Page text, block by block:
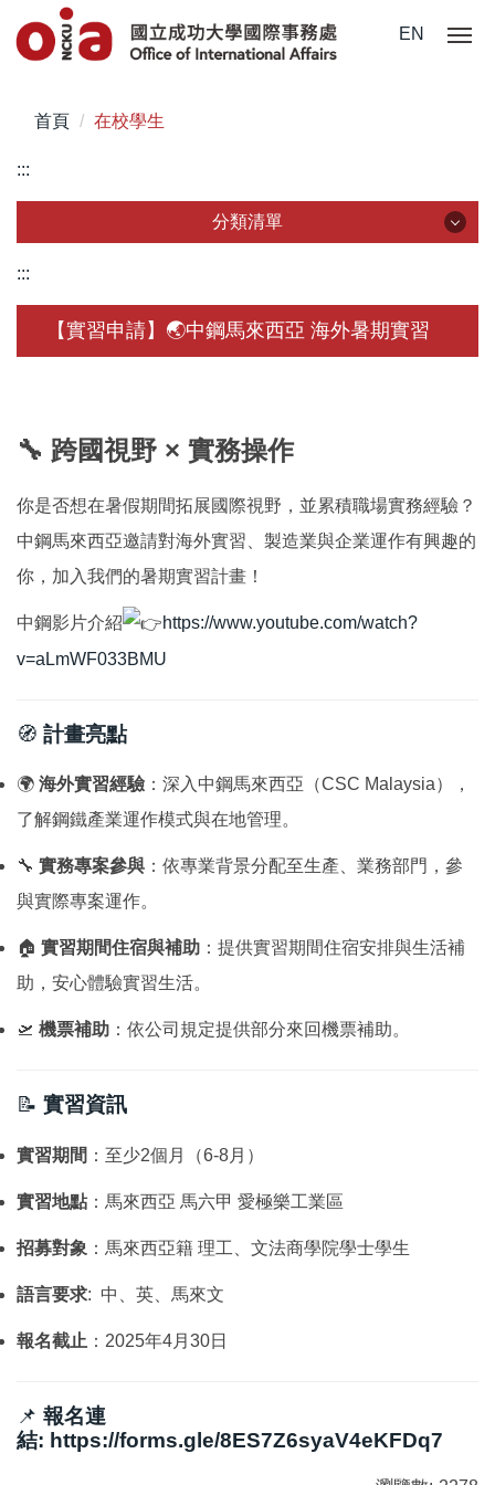
到
區
EN
首頁 在校學生
:::
分類清單
關於我們
在校須知
國際鏈結
:::
【實習申請】🌏中鋼馬來西亞 海外暑期實習
🔧 跨國視野 × 實務操作
你是否想在暑假期間拓展國際視野，並累積職場實務經驗？
中鋼馬來西亞邀請對海外實習、製造業與企業運作有興趣的
你，加入我們的暑期實習計畫！
中鋼影片介紹
https://www.youtube.com/watch?
v=aLmWF033BMU
🧭 計畫亮點
🌍 海外實習經驗 ：深入中鋼馬來西亞（CSC Malaysia），
了解鋼鐵產業運作模式與在地管理。
🔧 實務專案參與 ：依專業背景分配至生產、業務部門，參
與實際專案運作。
🏠 實習期間住宿與補助 ：提供實習期間住宿安排與生活補
助，安心體驗實習生活。
🛫 機票補助 ：依公司規定提供部分來回機票補助。
📝 實習資訊
實習期間 ：至少2個月（6-8月）
實習地點 ：馬來西亞 馬六甲 愛極樂工業區
招募對象 ：馬來西亞籍 理工、文法商學院學士學生
語言要求: 中、英、馬來文
報名截止 ：2025年4月30日
📌 報名連
結: https://forms.gle/8ES7Z6syaV4eKFDq7